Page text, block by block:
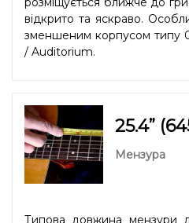
відкрито та яскраво.
зменшеним корпусом типу
/ Auditorium.
25.4”
Мензура
Типова довжина мензури